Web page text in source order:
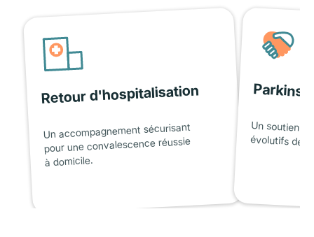
Retour d'hospitalisation
Un accompagnement sécurisant
pour une convalescence réussie
à domicile.
Un soutien
évolutifs de